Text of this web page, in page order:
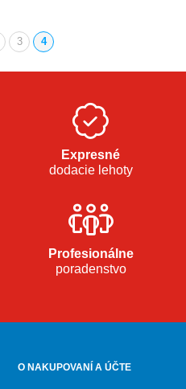
3 4(aktuálna)
Expresné
dodacie lehoty
Profesionálne
poradenstvo
O NAKUPOVANÍ A ÚČTE